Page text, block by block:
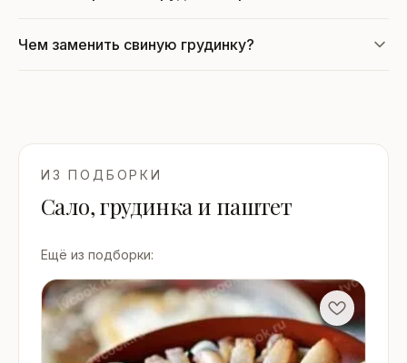
Чем заменить свиную грудинку?
ИЗ ПОДБОРКИ
Сало, грудинка и паштет
Ещё из подборки: